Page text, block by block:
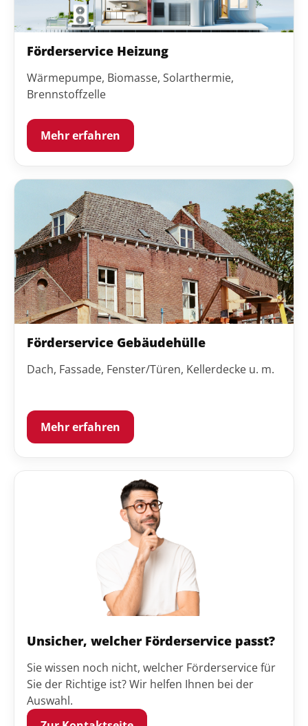
Förderservice Heizung
Wärmepumpe, Biomasse, Solarthermie,
Brennstoffzelle
Mehr erfahren
Förderservice Gebäudehülle
Dach, Fassade, Fenster/Türen, Kellerdecke u. m.
Mehr erfahren
Unsicher, welcher Förderservice passt?
Sie wissen noch nicht, welcher Förderservice für
Sie der Richtige ist? Wir helfen Ihnen bei der
Auswahl.